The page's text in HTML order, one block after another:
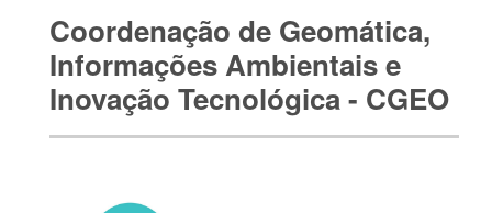
Coordenação de Geomática,
Informações Ambientais e
Inovação Tecnológica - CGEO